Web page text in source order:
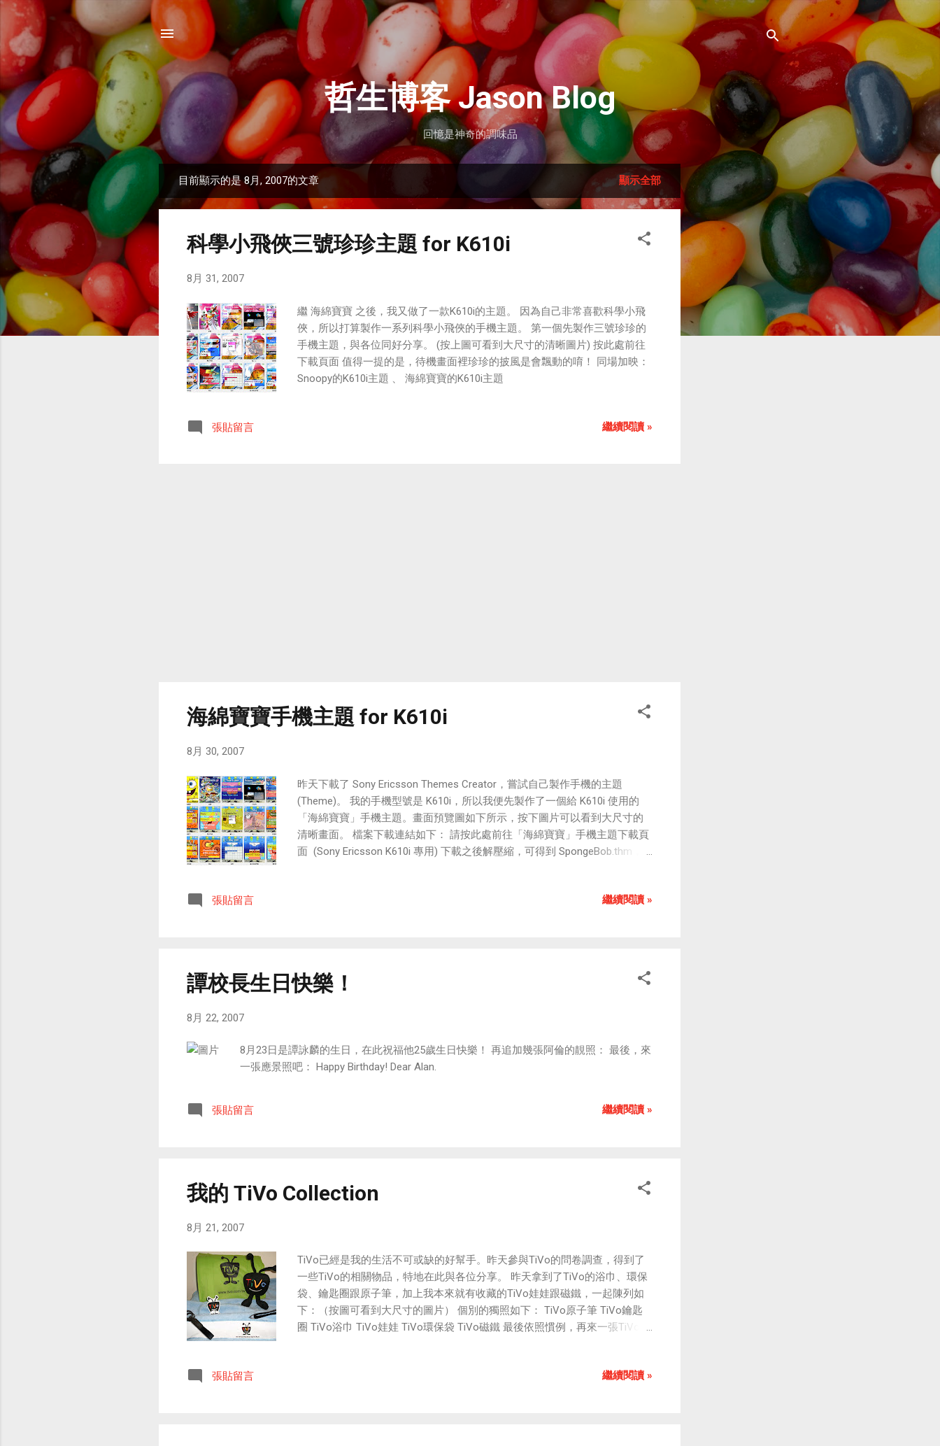
跳到主要內容
哲生博客 Jason Blog
回憶是神奇的調味品
表
目前顯示的是 8月, 2007的文章 顯示全部
科學小飛俠三號珍珍主題 for K610i
8月 31, 2007
繼 海綿寶寶 之後，我又做了一款K610i的主題。 因為自己非常喜歡科學小飛
俠，所以打算製作一系列科學小飛俠的手機主題。 第一個先製作三號珍珍的
手機主題，與各位同好分享。 (按上圖可看到大尺寸的清晰圖片) 按此處前往
下載頁面 值得一提的是，待機畫面裡珍珍的披風是會飄動的唷！ 同場加映：
Snoopy的K610i主題 、 海綿寶寶的K610i主題
張貼留言 繼續閱讀 »
海綿寶寶手機主題 for K610i
8月 30, 2007
昨天下載了 Sony Ericsson Themes Creator，嘗試自己製作手機的主題
(Theme)。 我的手機型號是 K610i，所以我便先製作了一個給 K610i 使用的
「海綿寶寶」手機主題。畫面預覽圖如下所示，按下圖片可以看到大尺寸的
清晰畫面。 檔案下載連結如下： 請按此處前往「海綿寶寶」手機主題下載頁
面 (Sony Ericsson K610i 專用) 下載之後解壓縮，可得到 SpongeBob.thm，
「手機主題創建器」中文版下載 （在下載頁面輸入驗證碼後，按下Go，即可
張貼留言 繼續閱讀 »
譚校長生日快樂！
8月 22, 2007
8月23日是譚詠麟的生日，在此祝福他25歲生日快樂！ 再追加幾張阿倫的靚照： 最後，來
一張應景照吧： Happy Birthday! Dear Alan.
張貼留言 繼續閱讀 »
我的 TiVo Collection
8月 21, 2007
TiVo已經是我的生活不可或缺的好幫手。昨天參與TiVo的問卷調查，得到了
一些TiVo的相關物品，特地在此與各位分享。 昨天拿到了TiVo的浴巾、環保
袋、鑰匙圈跟原子筆，加上我本來就有收藏的TiVo娃娃跟磁鐵，一起陳列如
下：（按圖可看到大尺寸的圖片） 個別的獨照如下： TiVo原子筆 TiVo鑰匙
圈 TiVo浴巾 TiVo娃娃 TiVo環保袋 TiVo磁鐵 最後依照慣例，再來一張TiVo娃
張貼留言 繼續閱讀 »